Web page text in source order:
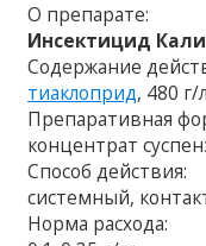
О препарате:
Инсектицид
Содержание
тиаклоприд, 480 г/л
Препаративная
концентрат
Способ действия:
системный,
Норма расхода: